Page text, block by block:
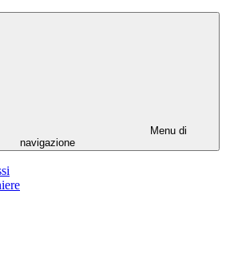
Menu di
navigazione